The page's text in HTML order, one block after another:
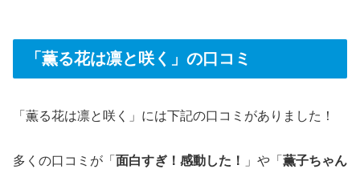
「薫る花は凛と咲く」の口コミ
「薫る花は凛と咲く」には下記の口コミがありました！
多くの口コミが「 面白すぎ！感動した！ 」や「 薫子ちゃん